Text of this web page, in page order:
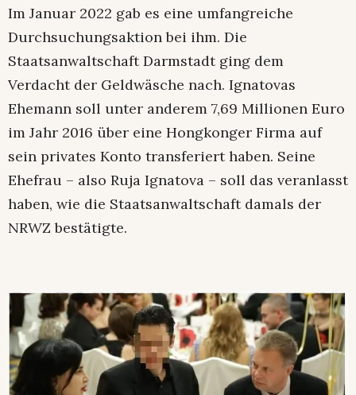
Im Januar 2022 gab es eine umfangreiche
Durchsuchungsaktion bei ihm. Die
Staatsanwaltschaft Darmstadt ging dem
Verdacht der Geldwäsche nach. Ignatovas
Ehemann soll unter anderem 7,69 Millionen Euro
im Jahr 2016 über eine Hongkonger Firma auf
sein privates Konto transferiert haben. Seine
Ehefrau – also Ruja Ignatova – soll das veranlasst
haben, wie die Staatsanwaltschaft damals der
NRWZ bestätigte.